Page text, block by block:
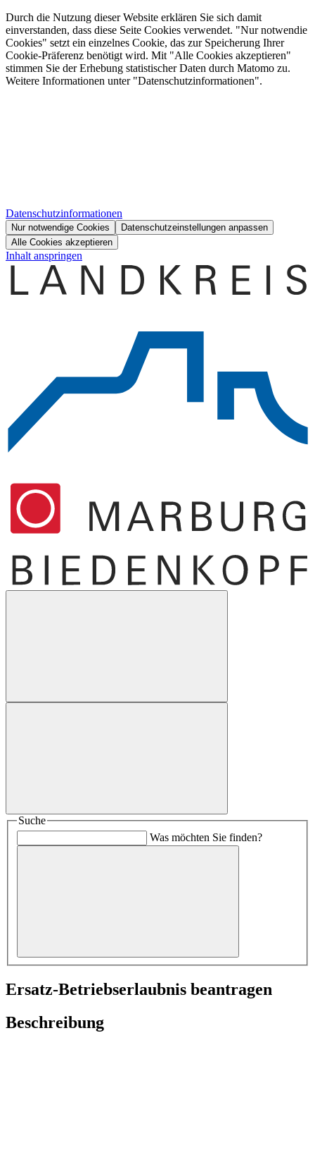
Durch die Nutzung dieser Website erklären Sie sich damit
einverstanden, dass diese Seite Cookies verwendet. "Nur notwendie
Cookies" setzt ein einzelnes Cookie, das zur Speicherung Ihrer
Cookie-Präferenz benötigt wird. Mit "Alle Cookies akzeptieren"
stimmen Sie der Erhebung statistischer Daten durch Matomo zu.
Weitere Informationen unter "Datenschutzinformationen".
Datenschutzinformationen
Nur notwendige Cookies
Datenschutzeinstellungen anpassen
Alle Cookies akzeptieren
Inhalt anspringen
Suche
Was möchten Sie finden?
Ersatz-Betriebserlaubnis beantragen
Beschreibung